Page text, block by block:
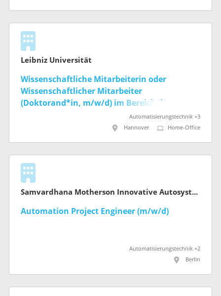
Leibniz Universität
Wissenschaftliche Mitarbeiterin oder
Wissenschaftlicher Mitarbeiter
(Doktorand*in, m/w/d) im Bereich der
automatisierten Demontage für ein
effizientes Remanufacturing
Automatisierungstechnik +3
Hannover
Home-Office
Samvardhana Motherson Innovative Autosystems B.V. & Co. KG
Automation Project Engineer (m/w/d)
Automatisierungstechnik +2
Berlin